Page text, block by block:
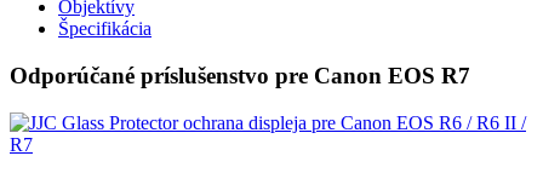
Objektívy
Špecifikácia
Odporúčané príslušenstvo pre Canon EOS R7